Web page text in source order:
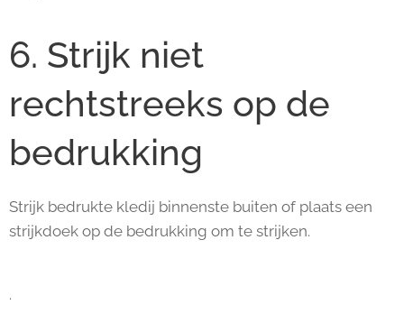
6. Strijk niet
rechtstreeks op de
bedrukking
Strijk bedrukte kledij binnenste buiten of plaats een
strijkdoek op de bedrukking om te strijken.
.